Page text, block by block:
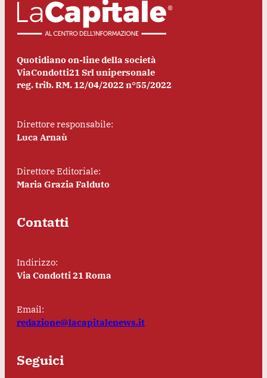
Quotidiano on-line della società
ViaCondotti21 Srl unipersonale
reg. trib. RM. 12/04/2022 n°55/2022
Direttore responsabile:
Luca Arnaù
Direttore Editoriale:
Maria Grazia Falduto
Contatti
Indirizzo:
Via Condotti 21 Roma
Email:
redazione@lacapitalenews.it
Seguici